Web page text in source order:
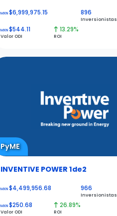
MXN$6,999,975.15 896
Inversionistas
MXN$544.11
Valor ODI
13.29%
ROI
PyME
INVENTIVE POWER 1de2
MXN$4,499,956.68 966
Inversionistas
MXN$250.68
Valor ODI
26.89%
ROI